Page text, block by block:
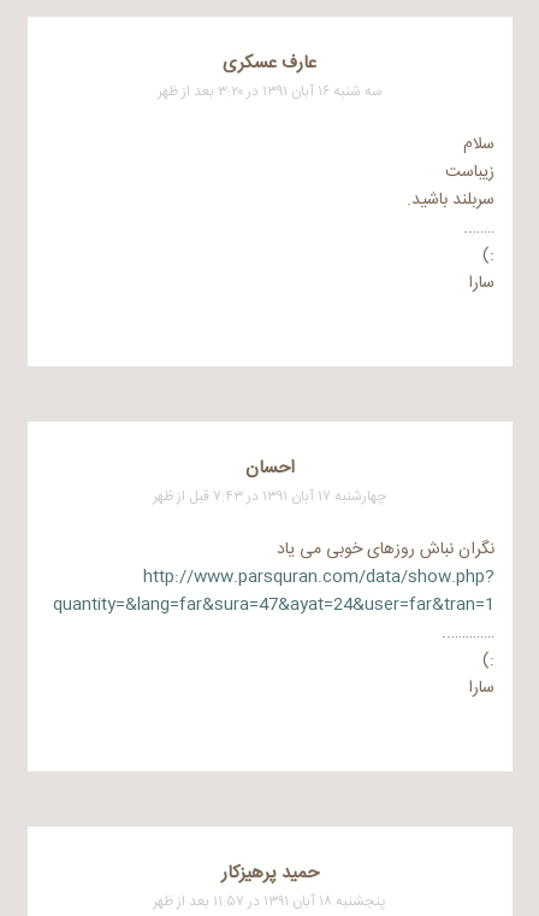
عارف عسکری
سه شنبه ۱۶ آبان ۱۳۹۱ در ۳:۲۰ بعد از ظهر
سلام
زیباست
سربلند باشید.
……..
:)
سارا
احسان
چهارشنبه ۱۷ آبان ۱۳۹۱ در ۷:۴۳ قبل از ظهر
نگران نباش روزهای خوبی می یاد
http://www.parsquran.com/data/show.php?
quantity=&lang=far&sura=47&ayat=24&user=far&tran=1
…………..
:)
سارا
حمید پرهیزکار
پنجشنبه ۱۸ آبان ۱۳۹۱ در ۱۱:۵۷ بعد از ظهر